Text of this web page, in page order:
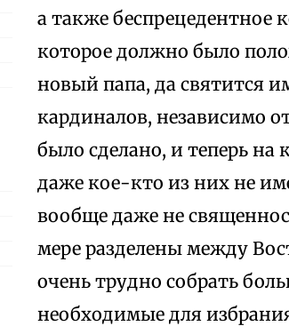
а также беспрецедентное
которое должно было
новый папа, да святится
кардиналов, независимо
было сделано, и теперь на
даже кое-кто из них не
вообще даже не
мере разделены между
очень трудно собрать
необходимые для